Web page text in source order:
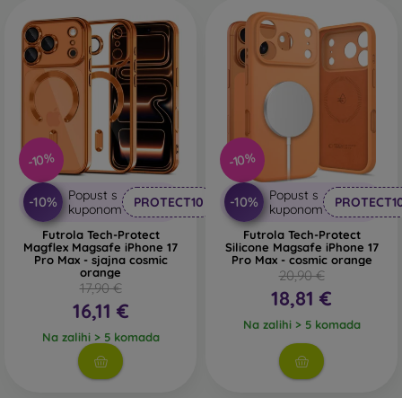
-10%
-10%
Popust s
kuponom
PROTECT10
Futrola Tech-Protect
Magflex Magsafe iPhone 17
Pro Max - sjajna cosmic
orange
17,90 €
16,11 €
Na zalihi > 5 komada
-10%
-10%
Popust s
kuponom
Futrola Tech-Protect
Silicone Magsafe iPhone 17
Pro Max - cosmic orange
20,90 €
18,81 €
Na zalihi > 5 komada